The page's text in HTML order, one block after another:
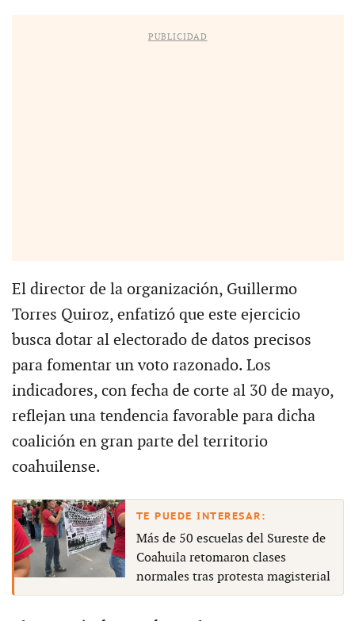
PUBLICIDAD
El director de la organización, Guillermo
Torres Quiroz, enfatizó que este ejercicio
busca dotar al electorado de datos precisos
para fomentar un voto razonado. Los
indicadores, con fecha de corte al 30 de mayo,
reflejan una tendencia favorable para dicha
coalición en gran parte del territorio
coahuilense.
Más de 50 escuelas del Sureste de
Coahuila retomaron clases
normales tras protesta magisterial